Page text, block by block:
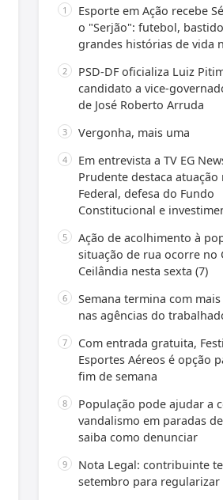
Esporte em Ação recebe
o "Serjão": futebol,
grandes histórias de vida
PSD-DF oficializa Luiz
candidato a vice-
de José Roberto Arruda
Vergonha, mais uma
Em entrevista a TV EG
Prudente destaca atuação
Federal, defesa do Fundo
Constitucional e
Ação de acolhimento à
situação de rua ocorre no
Ceilândia nesta sexta (7)
Semana termina com
nas agências do
Com entrada gratuita,
Esportes Aéreos é opção
fim de semana
População pode ajudar a
vandalismo em paradas
saiba como denunciar
Nota Legal: contribuinte
setembro para